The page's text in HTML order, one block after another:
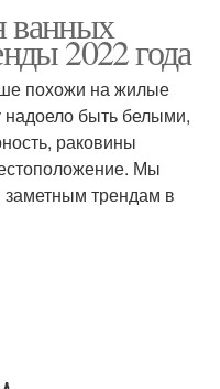
ванных
2022 года
похожи на жилые
быть белыми,
раковины
Мы
трендам в